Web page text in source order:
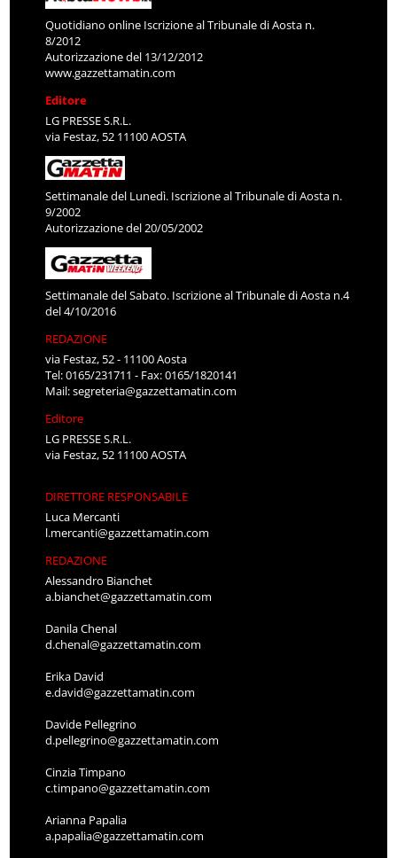
Quotidiano online Iscrizione al Tribunale di Aosta n.
8/2012
Autorizzazione del 13/12/2012
www.gazzettamatin.com
Editore
LG PRESSE S.R.L.
via Festaz, 52 11100 AOSTA
Settimanale del Lunedì. Iscrizione al Tribunale di Aosta n.
9/2002
Autorizzazione del 20/05/2002
Settimanale del Sabato. Iscrizione al Tribunale di Aosta n.4
del 4/10/2016
REDAZIONE
via Festaz, 52 - 11100 Aosta
Tel: 0165/231711 - Fax: 0165/1820141
Mail:segreteria@gazzettamatin.com
Editore
LG PRESSE S.R.L.
via Festaz, 52 11100 AOSTA
DIRETTORE RESPONSABILE
Luca Mercanti
l.mercanti@gazzettamatin.com
REDAZIONE
Alessandro Bianchet
a.bianchet@gazzettamatin.com
Danila Chenal
d.chenal@gazzettamatin.com
Erika David
e.david@gazzettamatin.com
Davide Pellegrino
d.pellegrino@gazzettamatin.com
Cinzia Timpano
c.timpano@gazzettamatin.com
Arianna Papalia
a.papalia@gazzettamatin.com